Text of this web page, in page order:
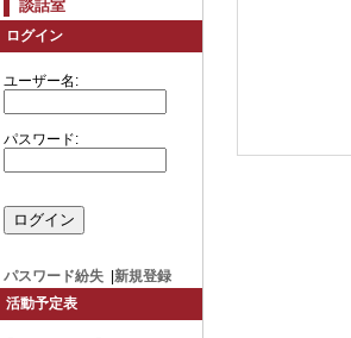
談話室
ログイン
ユーザー名:
パスワード:
パスワード紛失
新規登録
活動予定表